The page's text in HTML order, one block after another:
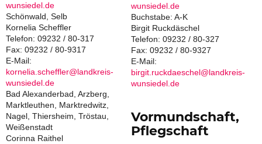
wunsiedel.de
Schönwald, Selb
Kornelia Scheffler
Telefon: 09232 / 80-317
Fax: 09232 / 80-9317
E-Mail:
kornelia.scheffler@landkreis-
wunsiedel.de
Bad Alexanderbad, Arzberg,
Marktleuthen, Marktredwitz,
Nagel, Thiersheim, Tröstau,
Weißenstadt
Corinna Raithel
wunsiedel.de
Buchstabe: A-K
Birgit Ruckdäschel
Telefon: 09232 / 80-327
Fax: 09232 / 80-9327
E-Mail:
birgit.ruckdaeschel@landkreis-
wunsiedel.de
Vormundschaft,
Pflegschaft